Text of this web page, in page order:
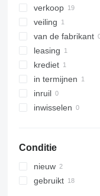
verkoop
veiling
van de fabrikant
leasing
krediet
in termijnen
inruil
inwisselen
Conditie
nieuw
gebruikt